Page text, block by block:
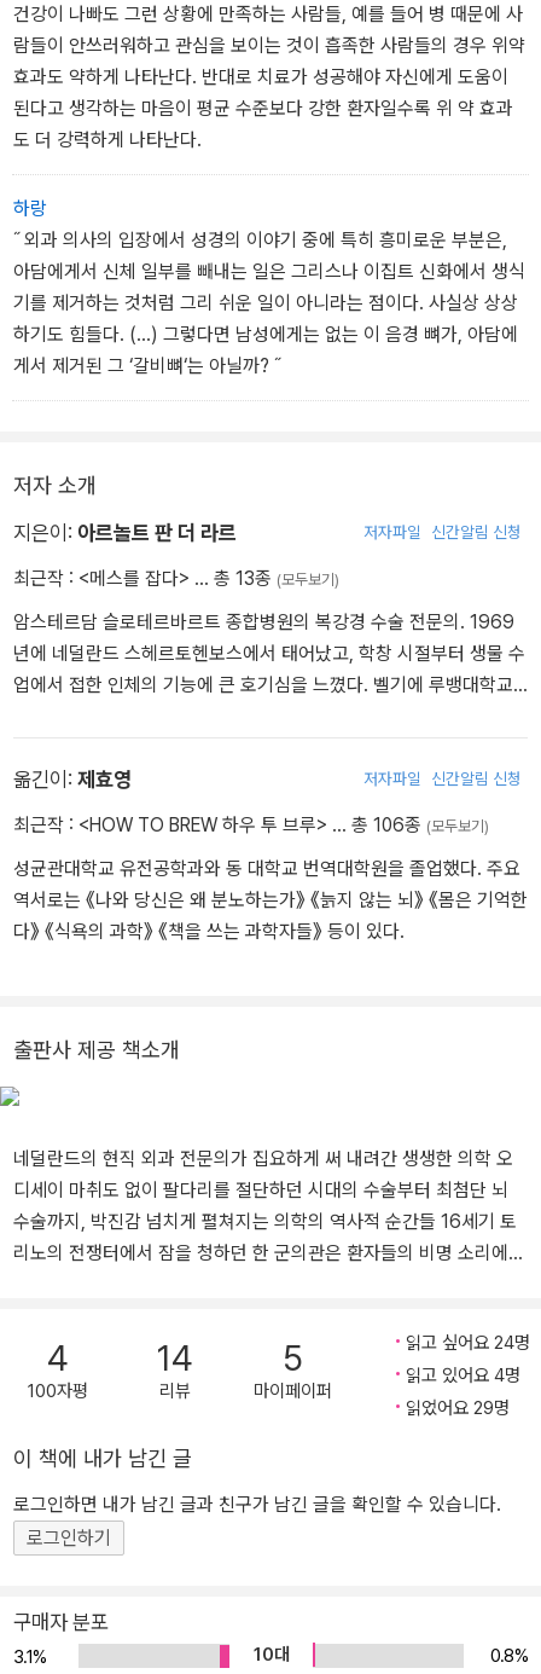
건강이 나빠도 그런 상황에 만족하는 사람들, 예를 들어 병 때문에 사
람들이 안쓰러워하고 관심을 보이는 것이 흡족한 사람들의 경우 위약
효과도 약하게 나타난다. 반대로 치료가 성공해야 자신에게 도움이
된다고 생각하는 마음이 평균 수준보다 강한 환자일수록 위 약 효과
도 더 강력하게 나타난다.
하랑
˝ 외과 의사의 입장에서 성경의 이야기 중에 특히 흥미로운 부분은,
아담에게서 신체 일부를 빼내는 일은 그리스나 이집트 신화에서 생식
기를 제거하는 것처럼 그리 쉬운 일이 아니라는 점이다. 사실상 상상
하기도 힘들다. (...) 그렇다면 남성에게는 없는 이 음경 뼈가, 아담에
게서 제거된 그 ‘갈비뼈‘는 아닐까? ˝
저자 소개
지은이: 아르놀트 판 더 라르 저자파일 신간알림 신청
최근작 : <메스를 잡다> … 총 13종 (모두보기)
암스테르담 슬로테르바르트 종합병원의 복강경 수술 전문의. 1969
년에 네덜란드 스헤르토헨보스에서 태어났고, 학창 시절부터 생물 수
업에서 접한 인체의 기능에 큰 호기심을 느꼈다. 벨기에 루뱅대학교
카까지 전 세계를 여행하기도 했다. 2009년부터 『네덜란드 외과협회
관한 글을 쓰기 시작했고, 그 글들이 이 책의 바탕이 되었다. 2018년
현재 아내, 두 아이와 함께 암스테르담에 살면서 ‘진정한’ 네덜란드인
답게 매일 자전거로 출퇴근하고 있다.
옮긴이: 제효영 저자파일 신간알림 신청
최근작 : <HOW TO BREW 하우 투 브루> … 총 106종 (모두보기)
성균관대학교 유전공학과와 동 대학교 번역대학원을 졸업했다. 주요
역서로는 《나와 당신은 왜 분노하는가》 《늙지 않는 뇌》 《몸은 기억한
다》 《식욕의 과학》 《책을 쓰는 과학자들》 등이 있다.
출판사 제공 책소개
네덜란드의 현직 외과 전문의가 집요하게 써 내려간 생생한 의학 오
디세이 마취도 없이 팔다리를 절단하던 시대의 수술부터 최첨단 뇌
수술까지, 박진감 넘치게 펼쳐지는 의학의 역사적 순간들 16세기 토
리노의 전쟁터에서 잠을 청하던 한 군의관은 환자들의 비명 소리에
다는 내용을 보고 피로 범벅이 된 환자의 살에 기름을 떨어뜨린 참이
었다. 그런데 다음 날 아침 밤새 그토록 괴로워했던 환자들이 끓는 기
름으로 치료를 받은 병사들이었다는 사실을 안 그는 두 번 다시 상처
던 암흑기를 넘어 현대적인 외과 수술로 나아가는 첫걸음을 딛는 순
간을 잘 보여 주는 이 일화는 오늘날 위대한 외과 의사로 기록되는 앙
브루아즈 파레(1510~1590)의 이야기다. 이 책은 이렇듯 손으로 상
그려지지만 생명을 다루는 막중한 책임감을 자신감 넘치는 태도로 가
리곤 하는 흥미로운 존재들인 외과 의사들과 기꺼이 또는 예기치 않
4
100자평
14
리뷰
5
마이페이퍼
읽고 싶어요 24명
읽고 있어요 4명
읽었어요 29명
이 책에 내가 남긴 글
로그인하면 내가 남긴 글과 친구가 남긴 글을 확인할 수 있습니다.
로그인하기
구매자 분포
3.1% 10대
0.8%